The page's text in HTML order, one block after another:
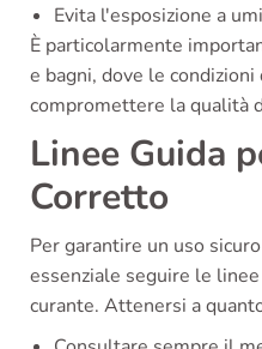
Evita l'esposizione a
È particolarmente
e bagni, dove le
compromettere la qualità
Linee Guida
Corretto
Per garantire un uso
essenziale seguire le
curante. Attenersi a